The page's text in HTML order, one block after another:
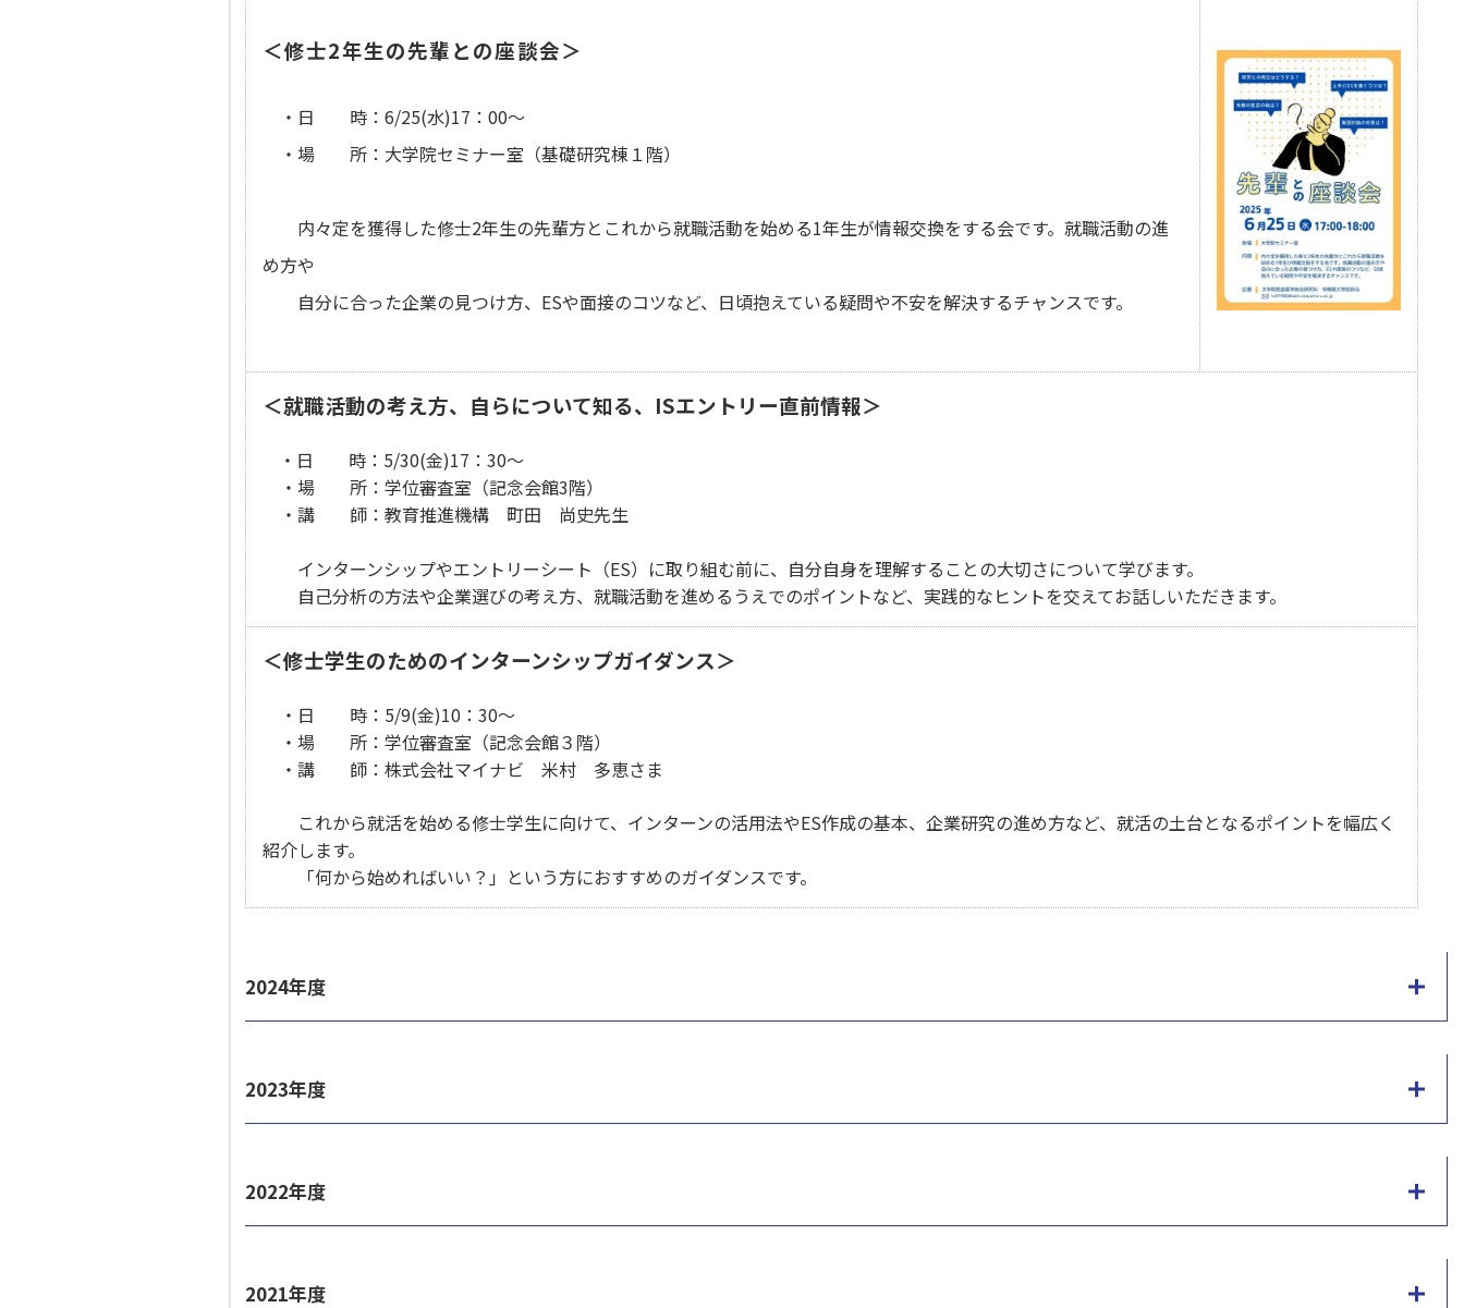
＜修士2年生の先輩との座談会＞
・日 時：6/25(水)17：00～
・場 所：大学院セミナー室（基礎研究棟１階）
内々定を獲得した修士2年生の先輩方とこれから就職活動を始める1年生が情報交換をする会です。就職活動の進
め方や
自分に合った企業の見つけ方、ESや面接のコツなど、日頃抱えている疑問や不安を解決するチャンスです。
＜就職活動の考え方、自らについて知る、ISエントリー直前情報＞
・日 時：5/30(金)17：30～
・場 所：学位審査室（記念会館3階）
・講 師：教育推進機構 町田 尚史先生
インターンシップやエントリーシート（ES）に取り組む前に、自分自身を理解することの大切さについて学びます。
自己分析の方法や企業選びの考え方、就職活動を進めるうえでのポイントなど、実践的なヒントを交えてお話しいただきます。
＜修士学生のためのインターンシップガイダンス＞
・日 時：5/9(金)10：30～
・場 所：学位審査室（記念会館３階）
・講 師：株式会社マイナビ 米村 多恵さま
これから就活を始める修士学生に向けて、インターンの活用法やES作成の基本、企業研究の進め方など、就活の土台となるポイントを幅広く
紹介します。
「何から始めればいい？」という方におすすめのガイダンスです。
2024年度
2023年度
2022年度
2021年度